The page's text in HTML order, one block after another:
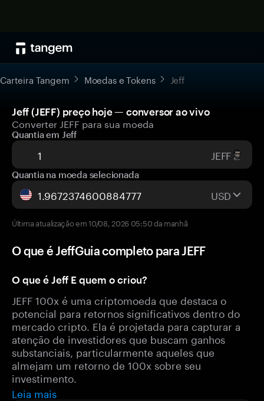
Carteira Tangem Moedas e Tokens Jeff
Jeff (JEFF) preço hoje — conversor ao vivo
Converter JEFF para sua moeda
Quantia em Jeff
JEFF
Quantia na moeda selecionada
USD
Última atualização em 10/08, 2026 05:50 da manhã
O que é JeffGuia completo para JEFF
O que é Jeff E quem o criou?
JEFF 100x é uma criptomoeda que destaca o
potencial para retornos significativos dentro do
mercado cripto. Ela é projetada para capturar a
atenção de investidores que buscam ganhos
substanciais, particularmente aqueles que
almejam um retorno de 100x sobre seu
investimento.
Leia mais